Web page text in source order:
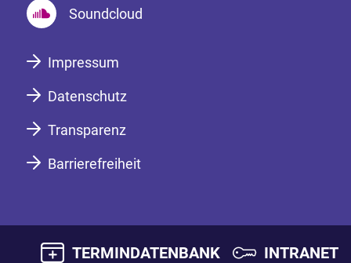
Soundcloud
Impressum
Datenschutz
Transparenz
Barrierefreiheit
TERMINDATENBANK INTRANET